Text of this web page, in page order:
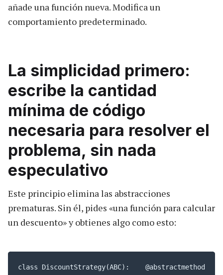
añade una función nueva. Modifica un
comportamiento predeterminado.
La simplicidad primero:
escribe la cantidad
mínima de código
necesaria para resolver el
problema, sin nada
especulativo
Este principio elimina las abstracciones
prematuras. Sin él, pides «una función para calcular
un descuento» y obtienes algo como esto:
class DiscountStrategy(ABC):